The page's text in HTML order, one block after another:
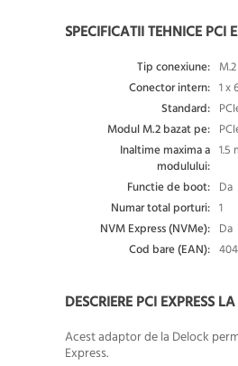
SPECIFICATII TEHNICE
Tip conexiune: M.2
Conector intern: 1 x
Standard:
Modul M.2 bazat pe:
Inaltime maxima a
modulului:
1.5
Functie de boot: Da
Numar total porturi: 1
NVM Express (NVMe): Da
Cod bare (EAN):
DESCRIERE PCI EXPRESS
Acest adaptor de la Delock
Express.